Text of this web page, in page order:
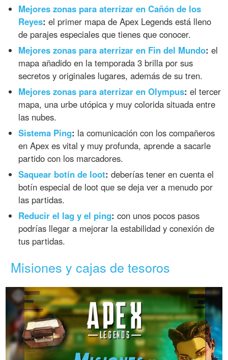
Mejores zonas para aterrizar en Cañón de los
Reyes: el primer mapa de Apex Legends está lleno
de parajes especiales que tienes que conocer.
Mejores zonas para aterrizar en Fin del Mundo: el
mapa añadido en la temporada 3 brilla por sus
secretos y originales lugares, además de su tren.
Mejores zonas para aterrizar en Olympus: el tercer
mapa, una urbe utópica y muy colorida situada entre
las nubes.
Sistema Ping: la comunicación con los compañeros
en Apex es vital y muy profunda, aprende a sacarle
partido con los marcadores.
Saquear botín de loot: deberías tener en cuenta el
botín especial de loot que se deja ver a menudo por
las partidas.
Reducir el lag y el ping: con unos pocos pasos
podrías llegar a mejorar la estabilidad y conexión de
tus partidas.
Misiones y cajas de tesoros